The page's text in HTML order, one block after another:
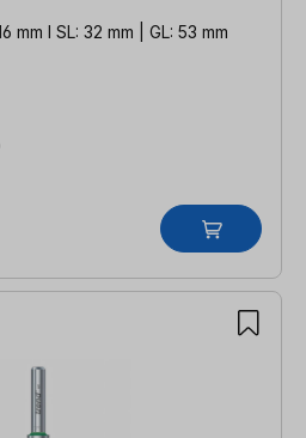
mm l SL: 32 mm | GL: 53 mm